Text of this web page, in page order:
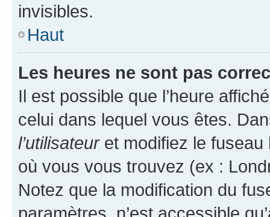
invisibles.
Haut
Les heures ne sont pas
Il est possible que l’heure
celui dans lequel vous êtes.
l’utilisateuret modifiez le fuseau
où vous vous trouvez (ex :
Notez que la modification du
paramètres, n’est accessible